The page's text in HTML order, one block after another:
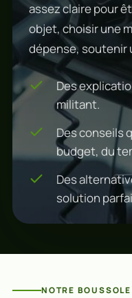
assez claire pour
objet, choisir une
dépense, soutenir
Des
militant.
Des conseils
budget, du
Des
solution
NOTRE BOUSSOLE